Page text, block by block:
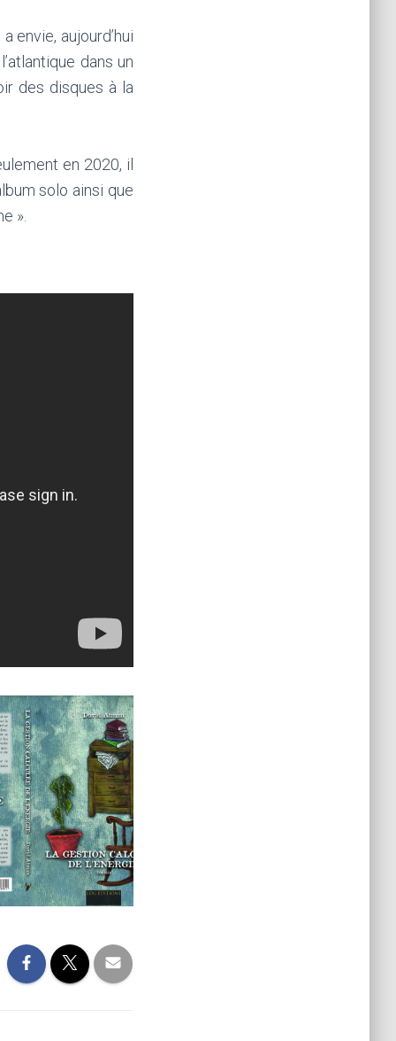
envie, aujourd’hui
dans un
des disques à la
en 2020, il
solo ainsi que
».